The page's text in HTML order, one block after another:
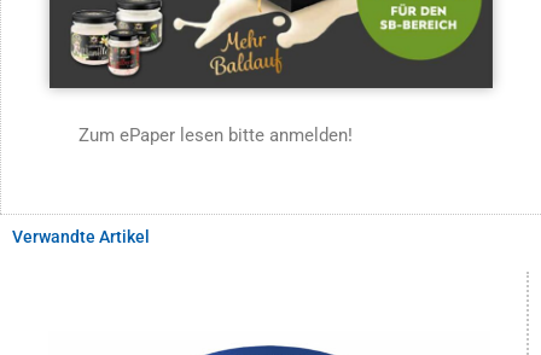
Zum ePaper lesen bitte anmelden!
Verwandte Artikel